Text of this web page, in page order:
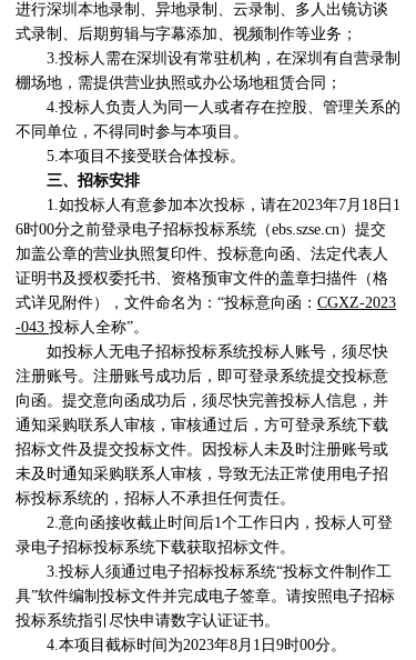
进行深圳本地录制、异地录制、云录制、多人出镜访谈
式录制、后期剪辑与字幕添加、视频制作等业务；
3.投标人需在深圳设有常驻机构，在深圳有自营录制
棚场地，需提供营业执照或办公场地租赁合同；
4.投标人负责人为同一人或者存在控股、管理关系的
不同单位，不得同时参与本项目。
5.本项目不接受联合体投标。
三、招标安排
1.如投标人有意参加本次投标，请在2023年7月18日1
6时00分之前登录电子招标投标系统（ebs.szse.cn）提交
加盖公章的营业执照复印件、投标意向函、法定代表人
证明书及授权委托书、资格预审文件的盖章扫描件（格
式详见附件），文件命名为：“投标意向函： CGXZ-2023
-043 投标人全称”。
如投标人无电子招标投标系统投标人账号，须尽快
注册账号。注册账号成功后，即可登录系统提交投标意
向函。提交意向函成功后，须尽快完善投标人信息，并
通知采购联系人审核，审核通过后，方可登录系统下载
招标文件及提交投标文件。因投标人未及时注册账号或
未及时通知采购联系人审核，导致无法正常使用电子招
标投标系统的，招标人不承担任何责任。
2.意向函接收截止时间后1个工作日内，投标人可登
录电子招标投标系统下载获取招标文件。
3.投标人须通过电子招标投标系统“投标文件制作工
具”软件编制投标文件并完成电子签章。请按照电子招标
投标系统指引尽快申请数字认证证书。
4.本项目截标时间为2023年8月1日9时00分。